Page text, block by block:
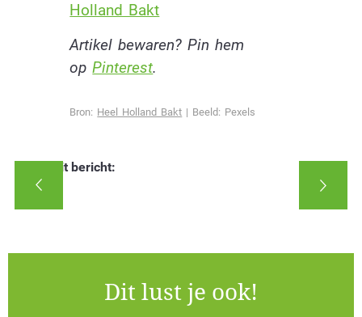
Holland Bakt
Artikel bewaren? Pin hem
opPinterest.
Bron: Heel Holland Bakt | Beeld: Pexels
Deel dit bericht:
Dit lust je ook!